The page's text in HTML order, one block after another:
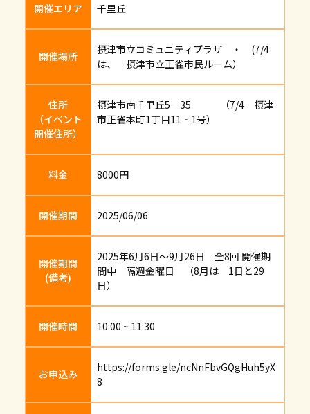
開催エリア 千里丘
開催場所
摂津市立コミュニティプラザ ・ (7/4
は、 摂津市立正雀市民ルーム）
住所
（イベント
開催住所）
摂津市南千里丘5‐35 （7/4 摂津
市正雀本町1丁目11‐1号）
料金 8000円
開催期間 2025/06/06
開催期間
(備考)
2025年6月6日～9月26日 全8回 開催期
間中 隔週金曜日 （8月は 1日と29
日）
開催時間 10:00 ~ 11:30
お申込み
https://forms.gle/ncNnFbvGQgHuh5yX
8